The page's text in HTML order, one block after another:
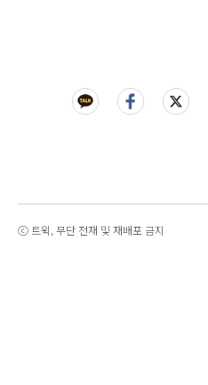
ⓒ 트윅, 무단 전재 및 재배포 금지